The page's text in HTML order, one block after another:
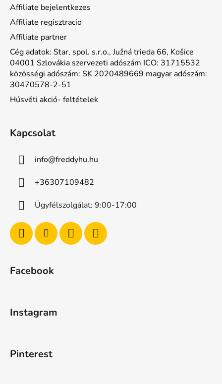
Affiliate bejelentkezes
Affiliate regisztracio
Affiliate partner
Cég adatok: Star, spol. s.r.o., Južná trieda 66, Košice
04001 Szlovákia szervezeti adószám ICO: 31715532
közösségi adószám: SK 2020489669 magyar adószám:
30470578-2-51
Húsvéti akció- feltételek
Kapcsolat
info@freddyhu.hu
+36307109482
Ügyfélszolgálat: 9:00-17:00
Facebook
Instagram
Pinterest